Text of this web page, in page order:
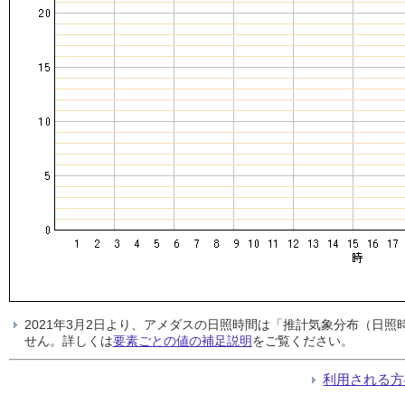
2021年3月2日より、アメダスの日照時間は「推計気象分布（日
せん。詳しくは要素ごとの値の補足説明をご覧ください。
利用される